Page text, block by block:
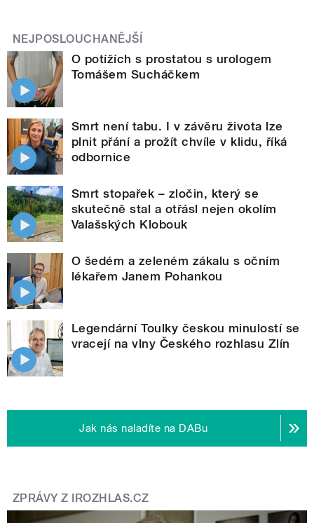
NEJPOSLOUCHANĚJŠÍ
O potížích s prostatou s urologem
Tomášem Sucháčkem
Smrt není tabu. I v závěru života lze
plnit přání a prožít chvíle v klidu, říká
odbornice
Smrt stopařek – zločin, který se
skutečně stal a otřásl nejen okolím
Valašských Klobouk
O šedém a zeleném zákalu s očním
lékařem Janem Pohankou
Legendární Toulky českou minulostí se
vracejí na vlny Českého rozhlasu Zlín
Jak nás naladíte na DABu
ZPRÁVY Z IROZHLAS.CZ